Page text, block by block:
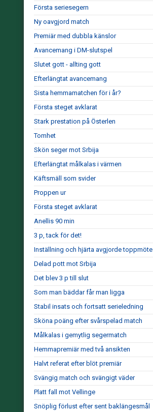
Första seriesegern
Ny oavgjord match
Premiär med dubbla känslor
Avancemang i DM-slutspel
Slutet gott - allting gott
Efterlängtat avancemang
Sista hemmamatchen för i år?
Första steget avklarat
Stark prestation på Österlen
Tomhet
Skön seger mot Srbija
Efterlängtat målkalas i värmen
Käftsmäll som svider
Proppen ur
Första steget avklarat
Anellis 90 min
3 p, tack för det!
Inställning och hjärta avgjorde toppmöte
Delad pott mot Srbija
Det blev 3 p till slut
Som man bäddar får man ligga
Stabil insats och fortsatt serieledning
Sköna poäng efter svårspelad match
Målkalas i gemytlig segermatch
Hemmapremiär med två ansikten
Halvt referat efter blöt premiär
Svängig match och svängigt väder
Platt fall mot Vellinge
Snöplig förlust efter sent baklängesmål